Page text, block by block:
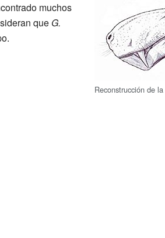
Reconstrucción de
muchos
que G.